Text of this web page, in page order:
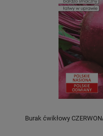
Burak ćwikłowy